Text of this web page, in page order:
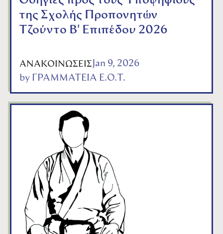
της Σχολής Προπονητών
Τζούντο Β' Επιπέδου 2026
ΑΝΑΚΟΙΝΩΣΕΙΣ Jan 9, 2026
by ΓΡΑΜΜΑΤΕΙΑ Ε.Ο.Τ.